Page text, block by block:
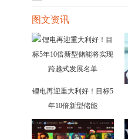
图文资讯
锂电再迎重大利好！目标5
年10倍新型储能